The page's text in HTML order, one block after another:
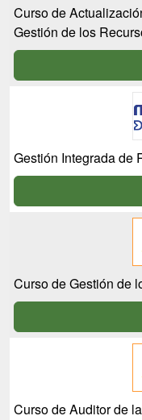
Curso de
Gestión de los
Gestión Integrada de
Curso de Gestión de
Curso de Auditor de